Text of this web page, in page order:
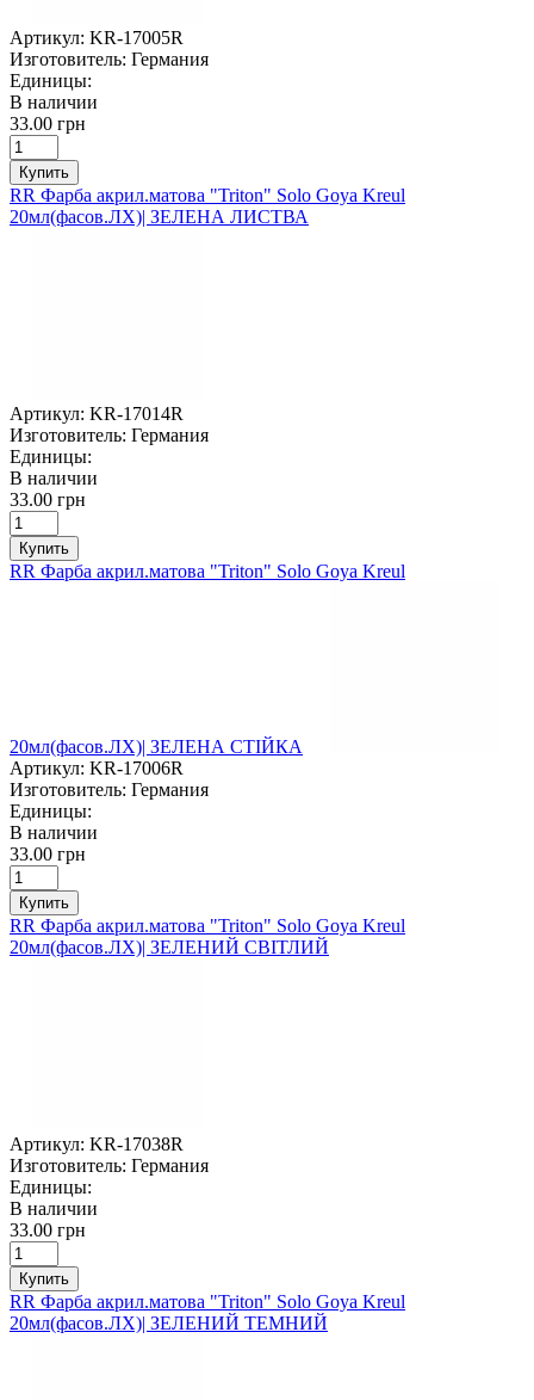
Артикул: KR-17005R
Изготовитель: Германия
Единицы:
В наличии
33.00 грн
Купить
RR Фарба акрил.матова "Triton" Solo Goya Kreul
20мл(фасов.ЛХ)| ЗЕЛЕНА ЛИСТВА
Артикул: KR-17014R
Изготовитель: Германия
Единицы:
В наличии
33.00 грн
Купить
RR Фарба акрил.матова "Triton" Solo Goya Kreul
20мл(фасов.ЛХ)| ЗЕЛЕНА СТІЙКА
Артикул: KR-17006R
Изготовитель: Германия
Единицы:
В наличии
33.00 грн
Купить
RR Фарба акрил.матова "Triton" Solo Goya Kreul
20мл(фасов.ЛХ)| ЗЕЛЕНИЙ СВІТЛИЙ
Артикул: KR-17038R
Изготовитель: Германия
Единицы:
В наличии
33.00 грн
Купить
RR Фарба акрил.матова "Triton" Solo Goya Kreul
20мл(фасов.ЛХ)| ЗЕЛЕНИЙ ТЕМНИЙ